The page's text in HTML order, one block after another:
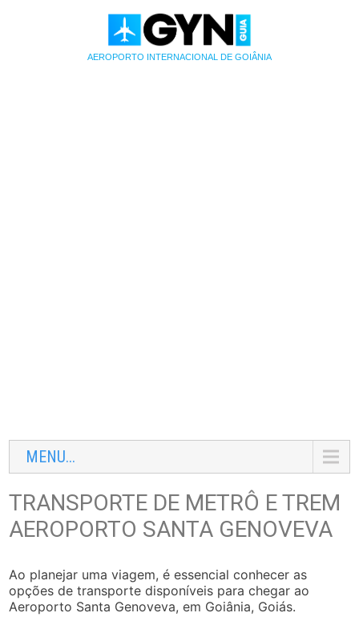
AEROPORTO INTERNACIONAL DE GOIÂNIA
MENU...
TRANSPORTE DE METRÔ E TREM
AEROPORTO SANTA GENOVEVA
Ao planejar uma viagem, é essencial conhecer as
opções de transporte disponíveis para chegar ao
Aeroporto Santa Genoveva, em Goiânia, Goiás.